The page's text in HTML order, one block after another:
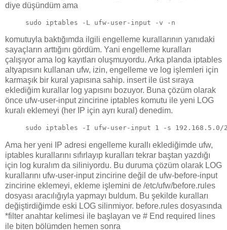
diye düşündüm ama
sudo iptables -L ufw-user-input -v -n
komutuyla baktığımda ilgili engelleme kurallarının yanıdaki
sayaçların arttığını gördüm. Yani engelleme kuralları
çalışıyor ama log kayıtları oluşmuyordu. Arka planda iptables
altyapısını kullanan ufw, izin, engelleme ve log işlemleri için
karmaşık bir kural yapısına sahip. insert ile üst sıraya
eklediğim kurallar log yapısını bozuyor. Buna çözüm olarak
önce ufw-user-input zincirine iptables komutu ile yeni LOG
kuralı eklemeyi (her IP için ayrı kural) denedim.
sudo iptables -I ufw-user-input 1 -s 192.168.5.0/
Ama her yeni IP adresi engelleme kurallı eklediğimde ufw,
iptables kurallarını sıfırlayıp kuralları tekrar baştan yazdığı
için log kuralım da siliniyordu. Bu duruma çözüm olarak LOG
kurallarını ufw-user-input zincirine değil de ufw-before-input
zincirine eklemeyi, ekleme işlemini de /etc/ufw/before.rules
dosyası aracılığıyla yapmayı buldum. Bu şekilde kuralları
değiştirdiğimde eski LOG silinmiyor. before.rules dosyasında
*filter anahtar kelimesi ile başlayan ve # End required lines
ile biten bölümden hemen sonra